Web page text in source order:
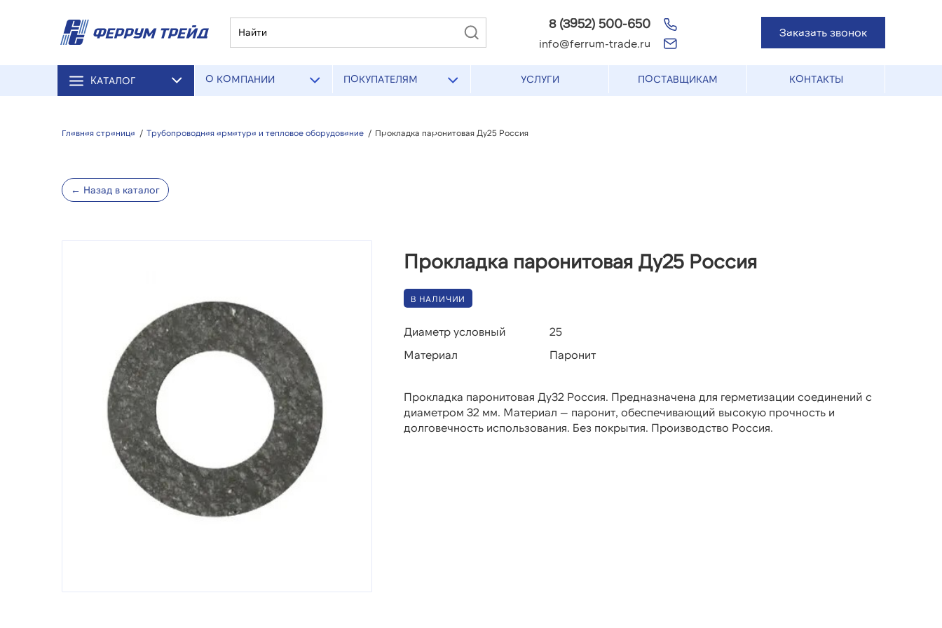
8 (3952) 500-650
info@ferrum-trade.ru
Заказать звонок
КАТАЛОГ О КОМПАНИИ ПОКУПАТЕЛЯМ УСЛУГИ ПОСТАВЩИКАМ КОНТАКТЫ
Главная страница / Трубопроводная арматура и тепловое оборудование / Прокладка паронитовая Ду25 Россия
← Назад в каталог
Прокладка паронитовая Ду25 Россия
В НАЛИЧИИ
Диаметр условный
25
Материал
Паронит
Прокладка паронитовая Ду32 Россия. Предназначена для герметизации соединений с
диаметром 32 мм. Материал — паронит, обеспечивающий высокую прочность и
долговечность использования. Без покрытия. Производство Россия.